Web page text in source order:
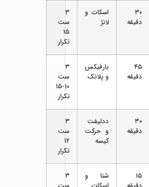
۳۰
دقیقه
اسکات و
لانژ
۳
ست
۱۵
تکرار
۴۵
دقیقه
بارفیکس
و پلانک
۳
ست
۱۰-۱۵
تکرار
۳۰
دقیقه
ددلیفت
و حرکت
کیسه
۳
ست
۱۲
تکرار
۱۵
شنا و
۳